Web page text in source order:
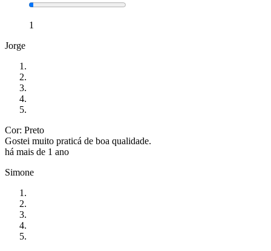
1
Jorge
Cor: Preto
Gostei muito praticá de boa qualidade.
há mais de 1 ano
Simone